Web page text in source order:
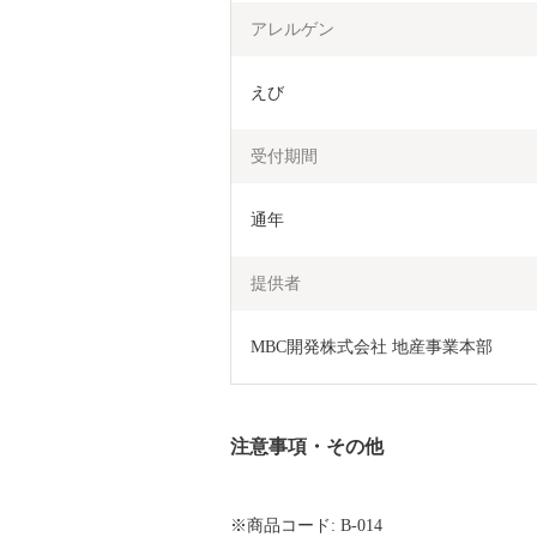
アレルゲン
えび
受付期間
通年
提供者
MBC開発株式会社 地産事業本部
注意事項・その他
※商品コード: B-014